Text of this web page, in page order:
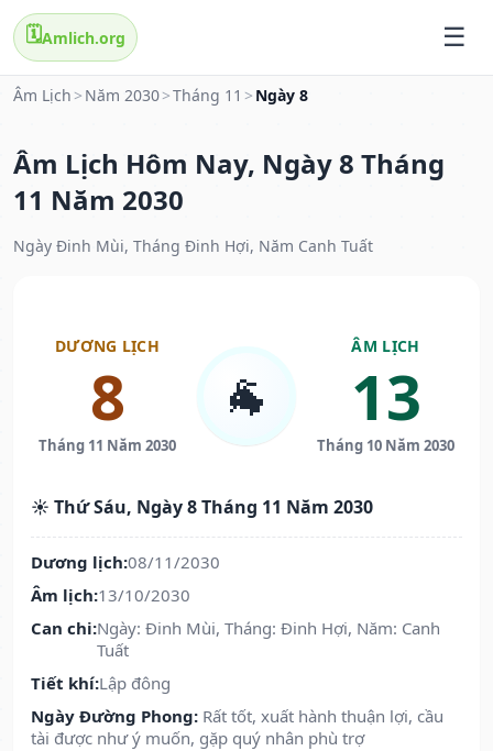
🗓️Amlich.org
Âm Lịch > Năm 2030>Tháng 11 > Ngày 8
Âm Lịch Hôm Nay, Ngày 8 Tháng
11 Năm 2030
Ngày Đinh Mùi, Tháng Đinh Hợi, Năm Canh Tuất
DƯƠNG LỊCH
8
Tháng 11 Năm 2030
🐐
ÂM LỊCH
13
Tháng 10 Năm 2030
☀️ Thứ Sáu, Ngày 8 Tháng 11 Năm 2030
Dương lịch:08/11/2030
Âm lịch:13/10/2030
Can chi:Ngày: Đinh Mùi, Tháng: Đinh Hợi, Năm: Canh
Tuất
Tiết khí:Lập đông
Ngày Đường Phong: Rất tốt, xuất hành thuận lợi, cầu
tài được như ý muốn, gặp quý nhân phù trợ